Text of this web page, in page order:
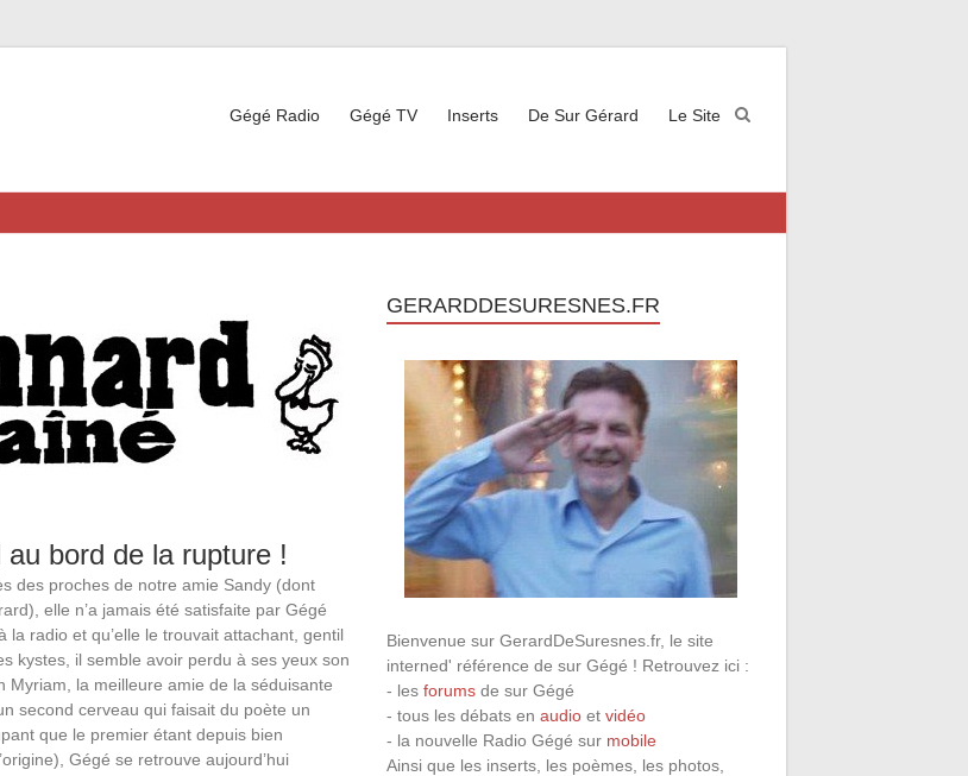
Gégé Radio Gégé TV Inserts De Sur Gérard Le Site
bord de la rupture !
des proches de notre amie Sandy (dont
elle n’a jamais été satisfaite par Gégé
la radio et qu’elle le trouvait attachant, gentil
kystes, il semble avoir perdu à ses yeux son
la meilleure amie de la séduisante
second cerveau qui faisait du poète un
que le premier étant depuis bien
Gégé se retrouve aujourd’hui
GERARDDESURESNES.FR
Bienvenue sur GerardDeSuresnes.fr, le site
interned' référence de sur Gégé ! Retrouvez ici :
- lesforums de sur Gégé
- tous les débats enaudio etvidéo
- la nouvelle Radio Gégé sur mobile
Ainsi que les inserts, les poèmes, les photos,